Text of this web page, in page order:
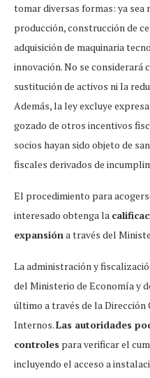
tomar diversas formas: ya sea
producción, construcción de
adquisición de maquinaria
innovación. No se considerará
sustitución de activos ni la
Además, la ley excluye
gozado de otros incentivos
socios hayan sido objeto de
fiscales derivados de
El procedimiento para
interesado obtenga la
expansión a través del
La administración y
del Ministerio de Economía y
último a través de la Dirección
Internos.Las autoridades
controles para verificar el
incluyendo el acceso a